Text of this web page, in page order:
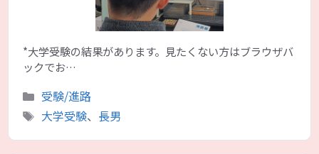
*大学受験の結果があります。見たくない方はブラウザバ
ックでお…
カ
テ
リ
受験/進路
タ
大学受験、 長男